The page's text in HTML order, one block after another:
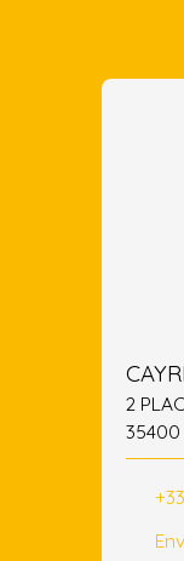
2
35400
35400